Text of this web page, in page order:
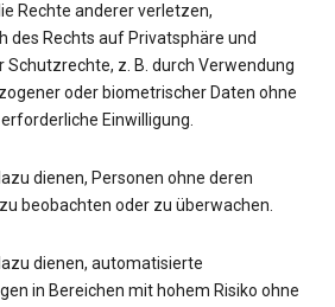
Rechte anderer verletzen,
des Rechts auf Privatsphäre und
Schutzrechte, z. B. durch Verwendung
oder biometrischer Daten ohne
Einwilligung.
dienen, Personen ohne deren
beobachten oder zu überwachen.
dienen, automatisierte
in Bereichen mit hohem Risiko ohne